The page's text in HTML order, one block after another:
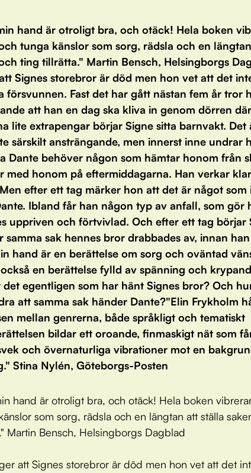
hand är otroligt bra, och otäck! Hela boken
tunga känslor som sorg, rädsla och en
ting tillrätta." Martin Bensch, Helsingborgs
Signes storebror är död men hon vet att det
försvunnen. Fast det har gått nästan fem år tror
att han en dag ska kliva in genom dörren
lite extrapengar börjar Signe sitta barnvakt. Det
särskilt ansträngande, men innerst inne undrar
Dante behöver någon som hämtar honom från
med honom på eftermiddagarna. Han verkar
efter ett tag märker hon att det är något som
Ibland får han någon typ av anfall, som gör
uppriven och förtvivlad. Och efter ett tag börjar
samma sak hennes bror drabbades av, innan
hand är en berättelse om sorg och oväntad
en berättelse fylld av spänning och
det egentligen som har hänt Signes bror? Och
att samma sak händer Dante?"Elin Frykholm
mellan genrerna, både språkligt och tematiskt
bildar ett oroande, finmaskigt nät som
och övernaturliga vibrationer mot en
Stina Nylén, Göteborgs-Posten
hand är otroligt bra, och otäck! Hela boken
som sorg, rädsla och en längtan att ställa
Martin Bensch, Helsingborgs Dagblad
att Signes storebror är död men hon vet att det